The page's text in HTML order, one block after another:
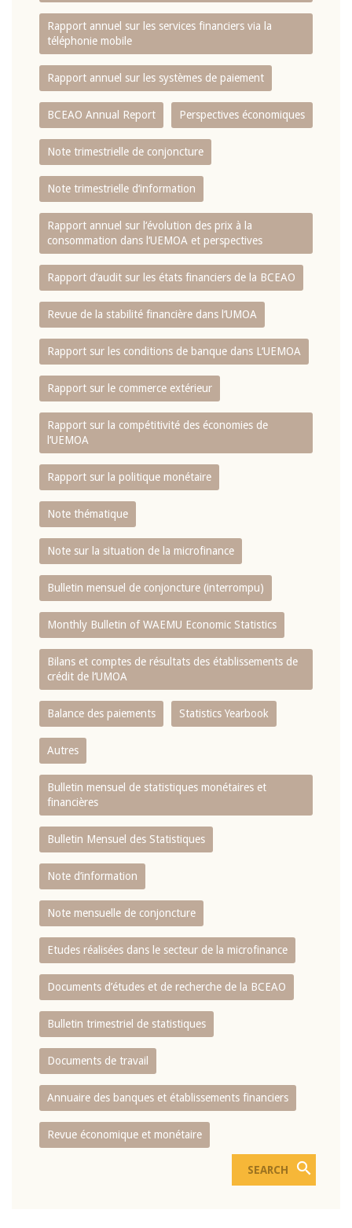
Rapport annuel sur les services financiers via la
téléphonie mobile
Rapport annuel sur les systèmes de paiement
BCEAO Annual Report Perspectives économiques
Note trimestrielle de conjoncture
Note trimestrielle d‘information
Rapport annuel sur l‘évolution des prix à la
consommation dans l‘UEMOA et perspectives
Rapport d‘audit sur les états financiers de la BCEAO
Revue de la stabilité financière dans l‘UMOA
Rapport sur les conditions de banque dans L‘UEMOA
Rapport sur le commerce extérieur
Rapport sur la compétitivité des économies de
l‘UEMOA
Rapport sur la politique monétaire
Note thématique
Note sur la situation de la microfinance
Bulletin mensuel de conjoncture (interrompu)
Monthly Bulletin of WAEMU Economic Statistics
Bilans et comptes de résultats des établissements de
crédit de l‘UMOA
Balance des paiements Statistics Yearbook
Autres
Bulletin mensuel de statistiques monétaires et
financières
Bulletin Mensuel des Statistiques
Note d’information
Note mensuelle de conjoncture
Etudes réalisées dans le secteur de la microfinance
Documents d’études et de recherche de la BCEAO
Bulletin trimestriel de statistiques
Documents de travail
Annuaire des banques et établissements financiers
Revue économique et monétaire